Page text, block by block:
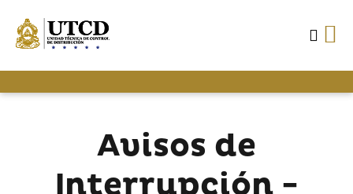
Avisos de
Interrupción -